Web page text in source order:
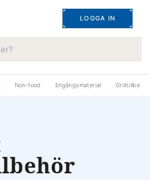
LOGGA IN
Non-food Engångsmaterial Grilltillbehör